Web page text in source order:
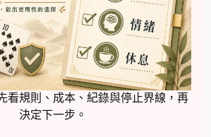
看規則、成本、紀錄與停止界線，再
決定下一步。